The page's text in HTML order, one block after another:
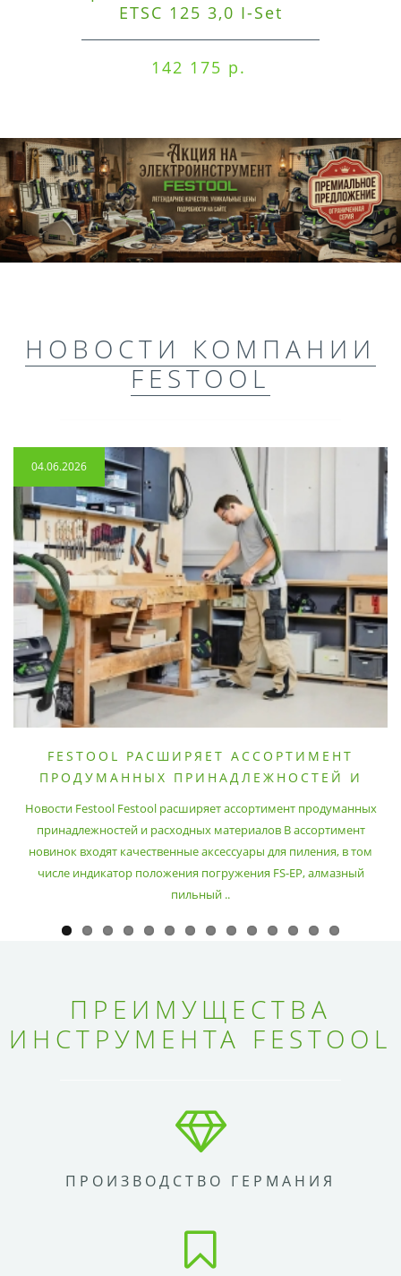
ETSC 125 3,0 I-Set
142 175 р.
НОВОСТИ КОМПАНИИ
FESTOOL
04.06.2026
FESTOOL РАСШИРЯЕТ АССОРТИМЕНТ
ПРОДУМАННЫХ ПРИНАДЛЕЖНОСТЕЙ И
Новости Festool Festool расширяет ассортимент продуманных
принадлежностей и расходных материалов В ассортимент
новинок входят качественные аксессуары для пиления, в том
числе индикатор положения погружения FS-EP, алмазный
пильный ..
ПРЕИМУЩЕСТВА
ИНСТРУМЕНТА FESTOOL
ПРОИЗВОДСТВО ГЕРМАНИЯ